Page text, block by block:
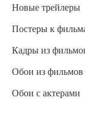
Новые трейлеры
Постеры к
Кадры из
Обои из фильмов
Обои с актерами